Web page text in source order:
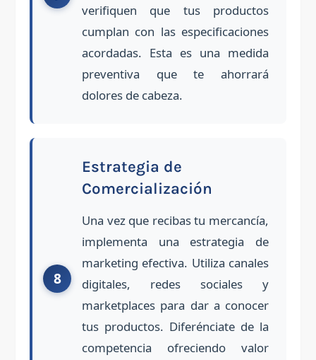
verifiquen que tus productos
cumplan con las especificaciones
acordadas. Esta es una medida
preventiva que te ahorrará
dolores de cabeza.
Estrategia de
Comercialización
Una vez que recibas tu mercancía,
implementa una estrategia de
marketing efectiva. Utiliza canales
digitales, redes sociales y
marketplaces para dar a conocer
tus productos. Diferénciate de la
competencia ofreciendo valor